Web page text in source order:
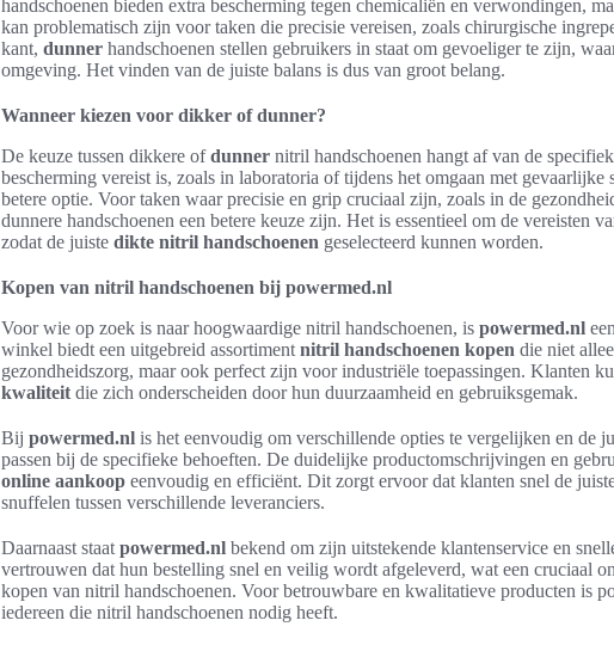
handschoenen bieden extra bescherming tegen chemicaliën en verwondingen,
kan problematisch zijn voor taken die precisie vereisen, zoals chirurgische
kant, dunner handschoenen stellen gebruikers in staat om gevoeliger te zijn,
omgeving. Het vinden van de juiste balans is dus van groot belang.
Wanneer kiezen voor dikker of dunner?
De keuze tussen dikkere ofdunner nitril handschoenen hangt af van de
bescherming vereist is, zoals in laboratoria of tijdens het omgaan met
betere optie. Voor taken waar precisie en grip cruciaal zijn, zoals in de
dunnere handschoenen een betere keuze zijn. Het is essentieel om de vereisten
zodat de juiste dikte nitril handschoenen geselecteerd kunnen worden.
Kopen van nitril handschoenen bij powermed.nl
Voor wie op zoek is naar hoogwaardige nitril handschoenen, is powermed.nl
winkel biedt een uitgebreid assortiment nitril handschoenen kopen die niet
gezondheidszorg, maar ook perfect zijn voor industriële toepassingen. Klanten
kwaliteit die zich onderscheiden door hun duurzaamheid en gebruiksgemak.
Bij powermed.nl is het eenvoudig om verschillende opties te vergelijken en de
passen bij de specifieke behoeften. De duidelijke productomschrijvingen en
online aankoop eenvoudig en efficiënt. Dit zorgt ervoor dat klanten snel de
snuffelen tussen verschillende leveranciers.
Daarnaast staat powermed.nl bekend om zijn uitstekende klantenservice en
vertrouwen dat hun bestelling snel en veilig wordt afgeleverd, wat een cruciaal
kopen van nitril handschoenen. Voor betrouwbare en kwalitatieve producten is
iedereen die nitril handschoenen nodig heeft.